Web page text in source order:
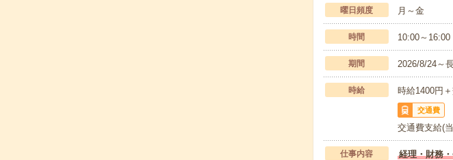
曜日頻度 月～金
時間 10:00～16:00
期間 2026/8/24
時給 時給1400円
交通費
交通費支給(
仕事内容
経理・財務